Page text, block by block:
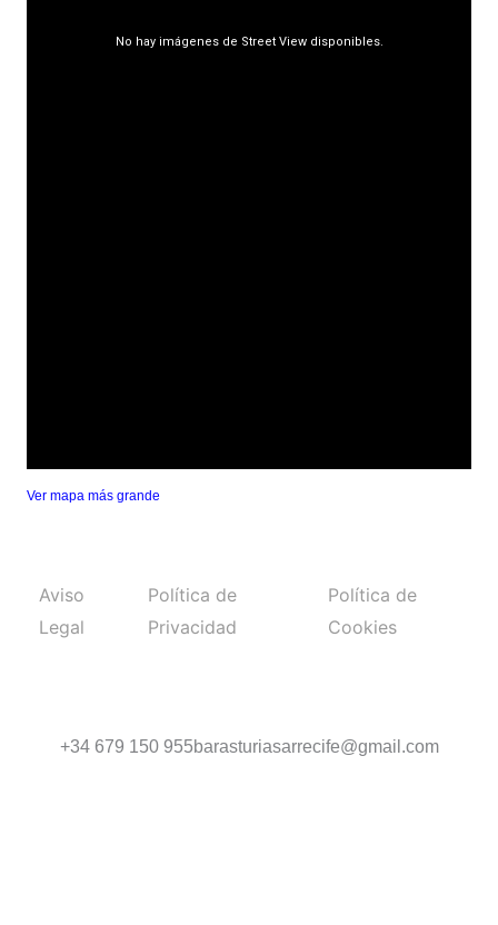
Ver mapa más grande
Aviso
Legal
Política de
Privacidad
Política de
Cookies
+34 679 150 955barasturiasarrecife@gmail.com